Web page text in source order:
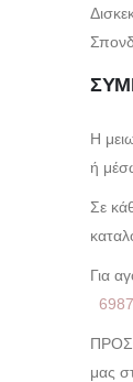
Η
ή
Σε
Για
μας